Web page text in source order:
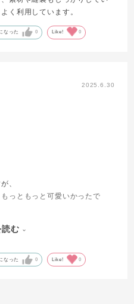
く利用しています。
なった 0 Like! 0
2025.6.30
、
っともっと可愛いかったで
も素敵です。
む
なった 0 Like! 0